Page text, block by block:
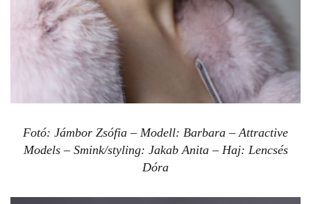
Fotó: Jámbor Zsófia – Modell: Barbara – Attractive
Models – Smink/styling: Jakab Anita – Haj: Lencsés
Dóra